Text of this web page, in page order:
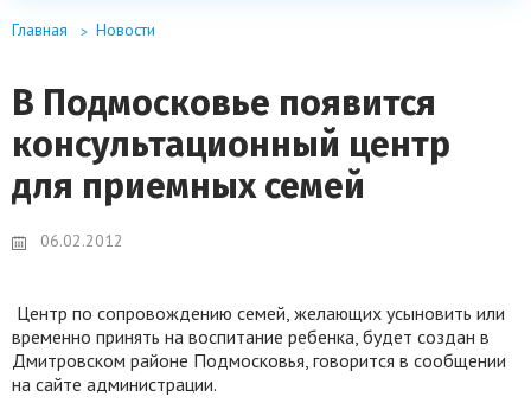
Главная Новости
В Подмосковье появится
консультационный центр
для приемных семей
06.02.2012
Центр по сопровождению семей, желающих усыновить или
временно принять на воспитание ребенка, будет создан в
Дмитровском районе Подмосковья, говорится в сообщении
на сайте администрации.